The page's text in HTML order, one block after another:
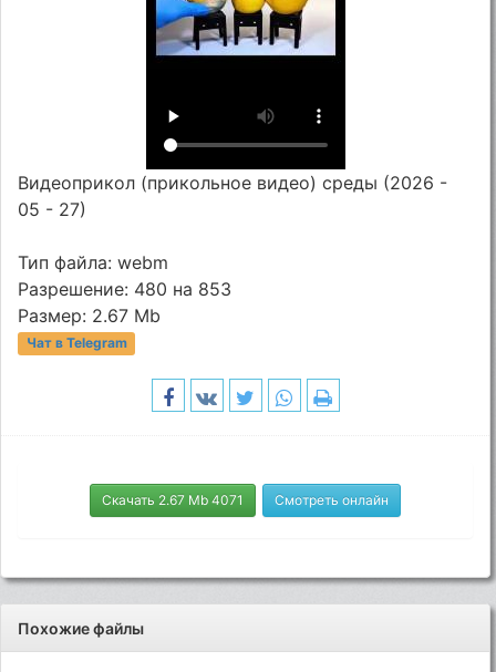
Видеоприкол (прикольное видео) среды (2026 -
05 - 27)
Тип файла: webm
Разрешение: 480 на 853
Размер: 2.67 Mb
Чат в Telegram
Скачать 2.67 Mb 4071 Смотреть онлайн
Похожие файлы